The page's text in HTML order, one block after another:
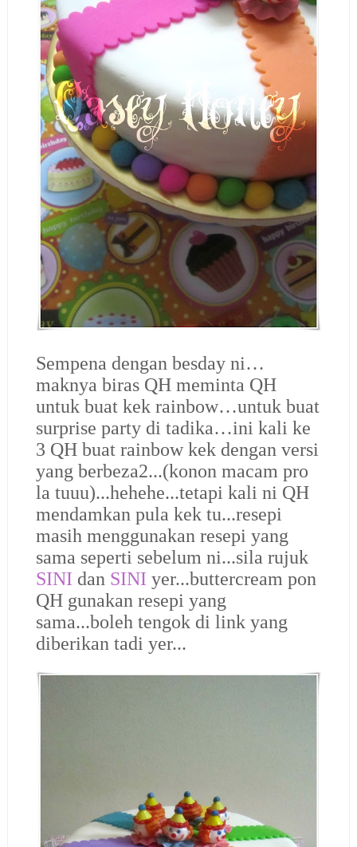
Sempena dengan besday ni…
maknya biras QH meminta QH
untuk buat kek rainbow…untuk buat
surprise party di tadika…ini kali ke
3 QH buat rainbow kek dengan versi
yang berbeza2...(konon macam pro
la tuuu)...hehehe...tetapi kali ni QH
mendamkan pula kek tu...resepi
masih menggunakan resepi yang
sama seperti sebelum ni...sila rujuk
SINI dan SINI yer...buttercream pon
QH gunakan resepi yang
sama...boleh tengok di link yang
diberikan tadi yer...